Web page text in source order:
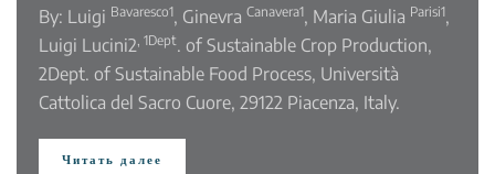
By: Luigi Bavaresco1, Ginevra Canavera1, Maria Giulia Parisi1,
Luigi Lucini2, 1Dept. of Sustainable Crop Production,
2Dept. of Sustainable Food Process, Università
Cattolica del Sacro Cuore, 29122 Piacenza, Italy.
Читать далее